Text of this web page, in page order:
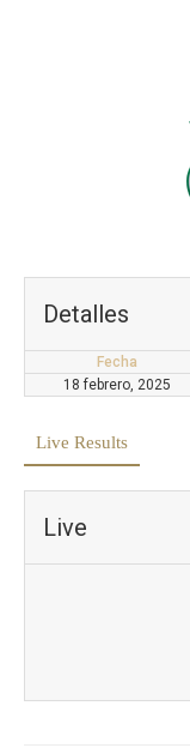
Detalles
Fecha
18 febrero, 2025
Live Results
Live